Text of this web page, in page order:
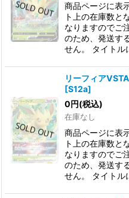
商品ページに表
ト上の在庫数と
なりますのでご
のため、発送す
せん。 タイト
リーフィア
[S12a]
0円(税込)
在庫なし
商品ページに表
ト上の在庫数と
なりますのでご
のため、発送す
せん。 タイト